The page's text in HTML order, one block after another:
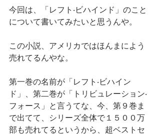
今回は、「レフト‧ビハインド」のこと
について書いてみたいと思うんや。
この小説、アメリカではほんまによう
売れてるんやな。
第一巻の名前が「レフト‧ビハイン
ド」、第二巻が「トリビュレーション‧
フォース」と言うてな、今、第９巻ま
で出てて、シリーズ全体で１５００万
部も売れてるというから、超ベストセ